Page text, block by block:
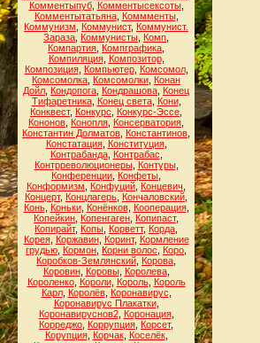
Комментыпуб, Комментысексоты,
Комментытатьяна, Коммменты,
Коммунизм
Коммунист, Коммунист.
Зараза Коммунисты Комп
Компартия Компграфика
Компиляция, Композитор,
Композиция, Компьютер, Комсомол,
Комсомолка Комсомолки Конан
Дойл Кондопога Кондрашова Конец
Тифаретника, Конец света, Кони,
Конквест, Конкурс Конкурс-Эссе
Кононов Конопля Консерватория
Константин Долматов Константинов
Констатация, Конституция,
Контрабанда, Контрабас
Контрреволюционеры, Контуры,
Конференции Конфеты
Конформизм
Конфуций Концевич
Концерт, Концлагерь Кончаловский
Конь, Коньки, Конёнков, Кооперация,
Копейкин Копенгаген Копипаст,
Копирайт, Копы Корветт, Корда
Корея, Коржавин, Коринт, Кормление
грудью Кормон Корни волос Коро
Коробков-Землянский Корова
Коровин, Коровы, Королева,
Короленко, Короли, Король, Король
Карл, Королёв, Коронавирус
Коронавирус Плакатки,
Коронавируснов2, Коронация,
Корреджо Коррупция Корсет,
Корупция, Корчак, Коселёк,